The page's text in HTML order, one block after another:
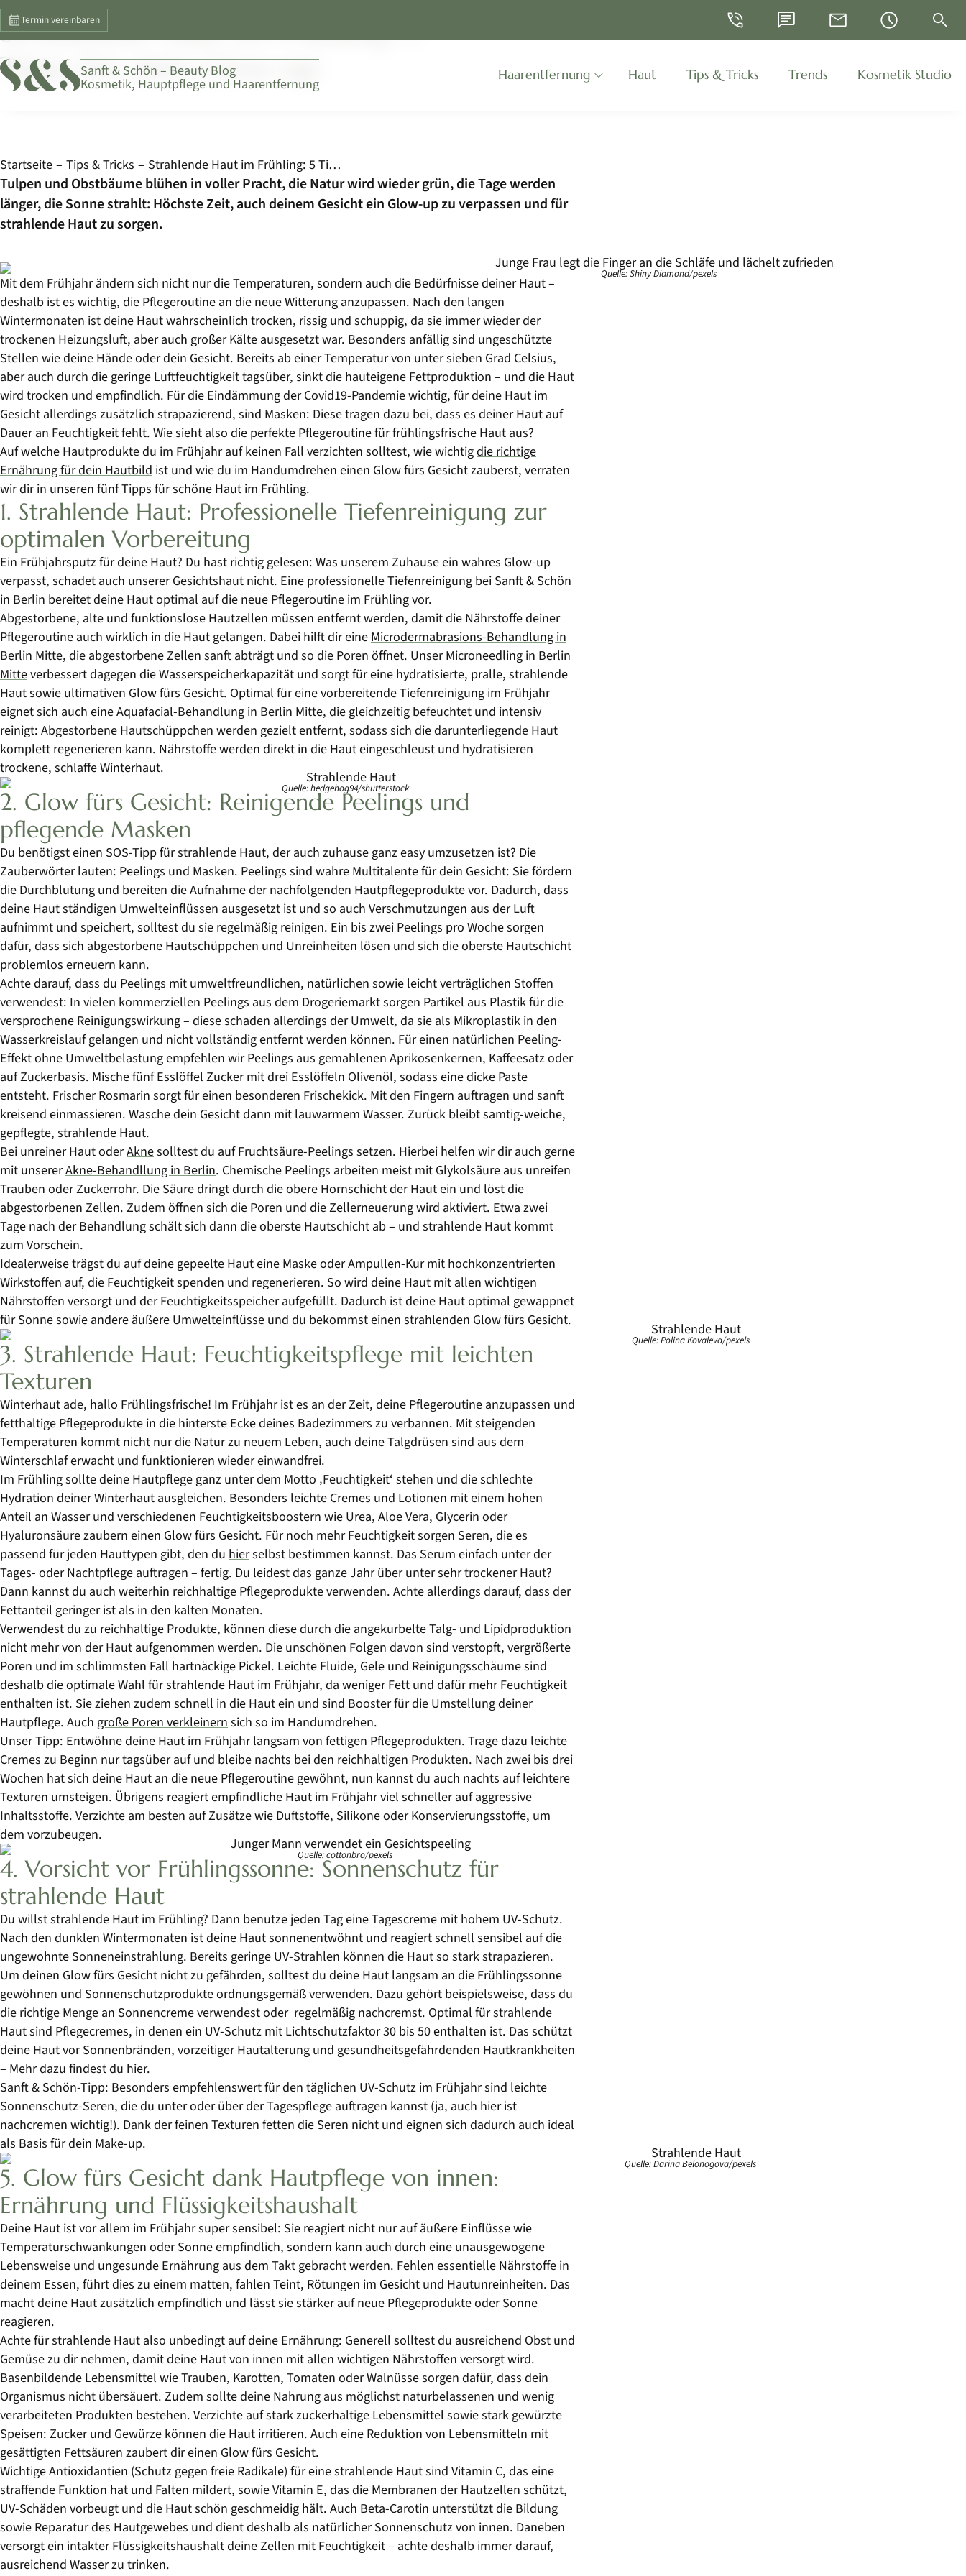
Termin vereinbaren Telefon WhatsAppE-Mail Öffnungszeiten
Sanft & Schön – Beauty Blog
Kosmetik, Hauptpflege und Haarentfernung
Skip
Navigation
Haarentfernung Haut Tips & Tricks Trends Kosmetik Studio
HAUT
Strahlende Haut im Frühling: 5
Tipps für dein Glow-up
Startseite Tips & Tricks Strahlende Haut im Frühling: 5 Tipps für dein Glow-up
Tulpen und Obstbäume blühen in voller Pracht, die Natur wird wieder grün, die Tage werden
länger, die Sonne strahlt: Höchste Zeit, auch deinem Gesicht ein Glow-up zu verpassen und für
strahlende Haut zu sorgen.
Quelle: Shiny Diamond/pexels
Mit dem Frühjahr ändern sich nicht nur die Temperaturen, sondern auch die Bedürfnisse deiner Haut –
deshalb ist es wichtig, die Pflegeroutine an die neue Witterung anzupassen. Nach den langen
Wintermonaten ist deine Haut wahrscheinlich trocken, rissig und schuppig, da sie immer wieder der
trockenen Heizungsluft, aber auch großer Kälte ausgesetzt war. Besonders anfällig sind ungeschützte
Stellen wie deine Hände oder dein Gesicht. Bereits ab einer Temperatur von unter sieben Grad Celsius,
aber auch durch die geringe Luftfeuchtigkeit tagsüber, sinkt die hauteigene Fettproduktion – und die Haut
wird trocken und empfindlich. Für die Eindämmung der Covid19-Pandemie wichtig, für deine Haut im
Gesicht allerdings zusätzlich strapazierend, sind Masken: Diese tragen dazu bei, dass es deiner Haut auf
Dauer an Feuchtigkeit fehlt. Wie sieht also die perfekte Pflegeroutine für frühlingsfrische Haut aus?
Auf welche Hautprodukte du im Frühjahr auf keinen Fall verzichten solltest, wie wichtigdie richtige
Ernährung für dein Hautbild ist und wie du im Handumdrehen einen Glow fürs Gesicht zauberst, verraten
wir dir in unseren fünf Tipps für schöne Haut im Frühling.
1. Strahlende Haut: Professionelle Tiefenreinigung zur
optimalen Vorbereitung
Ein Frühjahrsputz für deine Haut? Du hast richtig gelesen: Was unserem Zuhause ein wahres Glow-up
verpasst, schadet auch unserer Gesichtshaut nicht. Eine professionelle Tiefenreinigung bei Sanft & Schön
in Berlin bereitet deine Haut optimal auf die neue Pflegeroutine im Frühling vor.
Abgestorbene, alte und funktionslose Hautzellen müssen entfernt werden, damit die Nährstoffe deiner
Pflegeroutine auch wirklich in die Haut gelangen. Dabei hilft dir eineMicrodermabrasions-Behandlung in
Berlin Mitte, die abgestorbene Zellen sanft abträgt und so die Poren öffnet. UnserMicroneedling in Berlin
Mitteverbessert dagegen die Wasserspeicherkapazität und sorgt für eine hydratisierte, pralle, strahlende
Haut sowie ultimativen Glow fürs Gesicht. Optimal für eine vorbereitende Tiefenreinigung im Frühjahr
eignet sich auch eineAquafacial-Behandlung in Berlin Mitte, die gleichzeitig befeuchtet und intensiv
reinigt: Abgestorbene Hautschüppchen werden gezielt entfernt, sodass sich die darunterliegende Haut
komplett regenerieren kann. Nährstoffe werden direkt in die Haut eingeschleust und hydratisieren
trockene, schlaffe Winterhaut.
Quelle: hedgehog94/shutterstock
2. Glow fürs Gesicht: Reinigende Peelings und
pflegende Masken
Du benötigst einen SOS-Tipp für strahlende Haut, der auch zuhause ganz easy umzusetzen ist? Die
Zauberwörter lauten: Peelings und Masken. Peelings sind wahre Multitalente für dein Gesicht: Sie fördern
die Durchblutung und bereiten die Aufnahme der nachfolgenden Hautpflegeprodukte vor. Dadurch, dass
deine Haut ständigen Umwelteinflüssen ausgesetzt ist und so auch Verschmutzungen aus der Luft
aufnimmt und speichert, solltest du sie regelmäßig reinigen. Ein bis zwei Peelings pro Woche sorgen
dafür, dass sich abgestorbene Hautschüppchen und Unreinheiten lösen und sich die oberste Hautschicht
problemlos erneuern kann.
Achte darauf, dass du Peelings mit umweltfreundlichen, natürlichen sowie leicht verträglichen Stoffen
verwendest: In vielen kommerziellen Peelings aus dem Drogeriemarkt sorgen Partikel aus Plastik für die
versprochene Reinigungswirkung – diese schaden allerdings der Umwelt, da sie als Mikroplastik in den
Wasserkreislauf gelangen und nicht vollständig entfernt werden können. Für einen natürlichen Peeling-
Effekt ohne Umweltbelastung empfehlen wir Peelings aus gemahlenen Aprikosenkernen, Kaffeesatz oder
auf Zuckerbasis. Mische fünf Esslöffel Zucker mit drei Esslöffeln Olivenöl, sodass eine dicke Paste
entsteht. Frischer Rosmarin sorgt für einen besonderen Frischekick. Mit den Fingern auftragen und sanft
kreisend einmassieren. Wasche dein Gesicht dann mit lauwarmem Wasser. Zurück bleibt samtig-weiche,
gepflegte, strahlende Haut.
Bei unreiner Haut oderAknesolltest du auf Fruchtsäure-Peelings setzen. Hierbei helfen wir dir auch gerne
mit unsererAkne-Behandllung in Berlin. Chemische Peelings arbeiten meist mit Glykolsäure aus unreifen
Trauben oder Zuckerrohr. Die Säure dringt durch die obere Hornschicht der Haut ein und löst die
abgestorbenen Zellen. Zudem öffnen sich die Poren und die Zellerneuerung wird aktiviert. Etwa zwei
Tage nach der Behandlung schält sich dann die oberste Hautschicht ab – und strahlende Haut kommt
zum Vorschein.
Idealerweise trägst du auf deine gepeelte Haut eine Maske oder Ampullen-Kur mit hochkonzentrierten
Wirkstoffen auf, die Feuchtigkeit spenden und regenerieren. So wird deine Haut mit allen wichtigen
Nährstoffen versorgt und der Feuchtigkeitsspeicher aufgefüllt. Dadurch ist deine Haut optimal gewappnet
für Sonne sowie andere äußere Umwelteinflüsse und du bekommst einen strahlenden Glow fürs Gesicht.
Quelle: Polina Kovaleva/pexels
3. Strahlende Haut: Feuchtigkeitspflege mit leichten
Texturen
Winterhaut ade, hallo Frühlingsfrische! Im Frühjahr ist es an der Zeit, deine Pflegeroutine anzupassen und
fetthaltige Pflegeprodukte in die hinterste Ecke deines Badezimmers zu verbannen. Mit steigenden
Temperaturen kommt nicht nur die Natur zu neuem Leben, auch deine Talgdrüsen sind aus dem
Winterschlaf erwacht und funktionieren wieder einwandfrei.
Im Frühling sollte deine Hautpflege ganz unter dem Motto ‚Feuchtigkeit‘ stehen und die schlechte
Hydration deiner Winterhaut ausgleichen. Besonders leichte Cremes und Lotionen mit einem hohen
Anteil an Wasser und verschiedenen Feuchtigkeitsboostern wie Urea, Aloe Vera, Glycerin oder
Hyaluronsäure zaubern einen Glow fürs Gesicht. Für noch mehr Feuchtigkeit sorgen Seren, die es
passend für jeden Hauttypen gibt, den du hierselbst bestimmen kannst. Das Serum einfach unter der
Tages- oder Nachtpflege auftragen – fertig. Du leidest das ganze Jahr über unter sehr trockener Haut?
Dann kannst du auch weiterhin reichhaltige Pflegeprodukte verwenden. Achte allerdings darauf, dass der
Fettanteil geringer ist als in den kalten Monaten.
Verwendest du zu reichhaltige Produkte, können diese durch die angekurbelte Talg- und Lipidproduktion
nicht mehr von der Haut aufgenommen werden. Die unschönen Folgen davon sind verstopft, vergrößerte
Poren und im schlimmsten Fall hartnäckige Pickel. Leichte Fluide, Gele und Reinigungsschäume sind
deshalb die optimale Wahl für strahlende Haut im Frühjahr, da weniger Fett und dafür mehr Feuchtigkeit
enthalten ist. Sie ziehen zudem schnell in die Haut ein und sind Booster für die Umstellung deiner
Hautpflege. Auch große Poren verkleinernsich so im Handumdrehen.
Unser Tipp: Entwöhne deine Haut im Frühjahr langsam von fettigen Pflegeprodukten. Trage dazu leichte
Cremes zu Beginn nur tagsüber auf und bleibe nachts bei den reichhaltigen Produkten. Nach zwei bis drei
Wochen hat sich deine Haut an die neue Pflegeroutine gewöhnt, nun kannst du auch nachts auf leichtere
Texturen umsteigen. Übrigens reagiert empfindliche Haut im Frühjahr viel schneller auf aggressive
Inhaltsstoffe. Verzichte am besten auf Zusätze wie Duftstoffe, Silikone oder Konservierungsstoffe, um
dem vorzubeugen.
Quelle: cottonbro/pexels
4. Vorsicht vor Frühlingssonne: Sonnenschutz für
strahlende Haut
Du willst strahlende Haut im Frühling? Dann benutze jeden Tag eine Tagescreme mit hohem UV-Schutz.
Nach den dunklen Wintermonaten ist deine Haut sonnenentwöhnt und reagiert schnell sensibel auf die
ungewohnte Sonneneinstrahlung. Bereits geringe UV-Strahlen können die Haut so stark strapazieren.
Um deinen Glow fürs Gesicht nicht zu gefährden, solltest du deine Haut langsam an die Frühlingssonne
gewöhnen und Sonnenschutzprodukte ordnungsgemäß verwenden. Dazu gehört beispielsweise, dass du
die richtige Menge an Sonnencreme verwendest oder regelmäßig nachcremst. Optimal für strahlende
Haut sind Pflegecremes, in denen ein UV-Schutz mit Lichtschutzfaktor 30 bis 50 enthalten ist. Das schützt
deine Haut vor Sonnenbränden, vorzeitiger Hautalterung und gesundheitsgefährdenden Hautkrankheiten
– Mehr dazu findest du hier.
Sanft & Schön-Tipp: Besonders empfehlenswert für den täglichen UV-Schutz im Frühjahr sind leichte
Sonnenschutz-Seren, die du unter oder über der Tagespflege auftragen kannst (ja, auch hier ist
nachcremen wichtig!). Dank der feinen Texturen fetten die Seren nicht und eignen sich dadurch auch ideal
als Basis für dein Make-up.
Quelle: Darina Belonogova/pexels
5. Glow fürs Gesicht dank Hautpflege von innen:
Ernährung und Flüssigkeitshaushalt
Deine Haut ist vor allem im Frühjahr super sensibel: Sie reagiert nicht nur auf äußere Einflüsse wie
Temperaturschwankungen oder Sonne empfindlich, sondern kann auch durch eine unausgewogene
Lebensweise und ungesunde Ernährung aus dem Takt gebracht werden. Fehlen essentielle Nährstoffe in
deinem Essen, führt dies zu einem matten, fahlen Teint, Rötungen im Gesicht und Hautunreinheiten. Das
macht deine Haut zusätzlich empfindlich und lässt sie stärker auf neue Pflegeprodukte oder Sonne
reagieren.
Achte für strahlende Haut also unbedingt auf deine Ernährung: Generell solltest du ausreichend Obst und
Gemüse zu dir nehmen, damit deine Haut von innen mit allen wichtigen Nährstoffen versorgt wird.
Basenbildende Lebensmittel wie Trauben, Karotten, Tomaten oder Walnüsse sorgen dafür, dass dein
Organismus nicht übersäuert. Zudem sollte deine Nahrung aus möglichst naturbelassenen und wenig
verarbeiteten Produkten bestehen. Verzichte auf stark zuckerhaltige Lebensmittel sowie stark gewürzte
Speisen: Zucker und Gewürze können die Haut irritieren. Auch eine Reduktion von Lebensmitteln mit
gesättigten Fettsäuren zaubert dir einen Glow fürs Gesicht.
Wichtige Antioxidantien (Schutz gegen freie Radikale) für eine strahlende Haut sind Vitamin C, das eine
straffende Funktion hat und Falten mildert, sowie Vitamin E, das die Membranen der Hautzellen schützt,
UV-Schäden vorbeugt und die Haut schön geschmeidig hält. Auch Beta-Carotin unterstützt die Bildung
sowie Reparatur des Hautgewebes und dient deshalb als natürlicher Sonnenschutz von innen. Daneben
versorgt ein intakter Flüssigkeitshaushalt deine Zellen mit Feuchtigkeit – achte deshalb immer darauf,
ausreichend Wasser zu trinken.